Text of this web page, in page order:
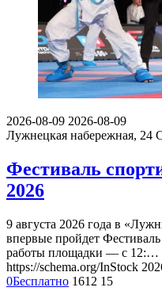
2026-08-09 2026-08-09
Лужнецкая набережная, 24
Фестиваль
2026
9 августа 2026 года в
впервые пройдет
работы площадки — с 12:…
https://schema.org/InStock
0Бесплатно 1612 15